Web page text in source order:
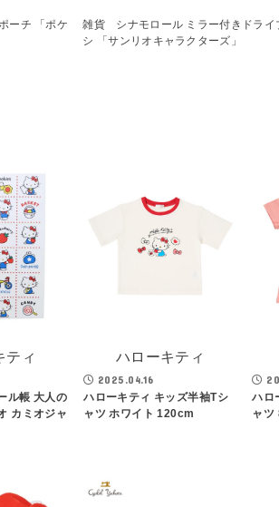
ーチ 「ポケ
雑貨 シナモロール ミラー付きドライ
シ 「サンリオキャラクターズ」
ティ
ル帳 大人の
カミオジャ
ハローキティ
2025.04.16
ハローキティ キッズ半袖Tシ
ャツ ホワイト 120cm
ハロ
ャツ